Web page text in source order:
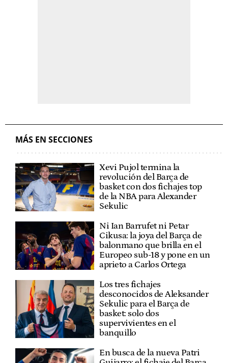
MÁS EN SECCIONES
Xevi Pujol termina la
revolución del Barça de
basket con dos fichajes top
de la NBA para Alexander
Sekulic
Ni Ian Barrufet ni Petar
Cikusa: la joya del Barça de
balonmano que brilla en el
Europeo sub-18 y pone en un
aprieto a Carlos Ortega
Los tres fichajes
desconocidos de Aleksander
Sekulic para el Barça de
basket: solo dos
supervivientes en el
banquillo
En busca de la nueva Patri